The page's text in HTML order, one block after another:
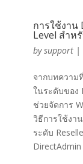
การใช้งาน
Level สำห
bysupport|
จากบทความ
ในระดับของ
ช่วยจัดการ
วิธีการใช้งา
ระดับ
DirectAdmin